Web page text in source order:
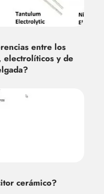
entre los
electrolíticos y de
cerámico?